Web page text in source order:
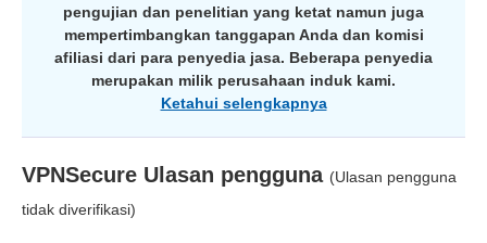
pengujian dan penelitian yang ketat namun juga
mempertimbangkan tanggapan Anda dan komisi
afiliasi dari para penyedia jasa. Beberapa penyedia
merupakan milik perusahaan induk kami.
Ketahui selengkapnya
VPNSecure Ulasan pengguna (Ulasan pengguna
tidak diverifikasi)